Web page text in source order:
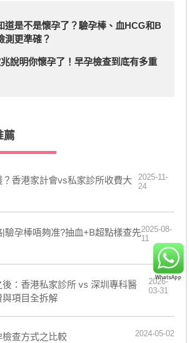
道是不是懷孕了？驗孕棒、血HCG和B
測更準確？
說明你懷孕了！早孕檢查到底有多重
薦
香港家計會vs私家診所收費大
2025-11-
24
|驗孕棒唔夠准?抽血+B超點樣查先2025-08-
11
：香港私家診所 vs 深圳專科醫
與項目全拆解
2026-
03-31
查方式之比較 2024-05-02